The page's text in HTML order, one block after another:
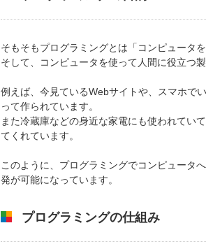
そもそもプログラミングとは「コンピュータ
そして、コンピュータを使って人間に役立つ
例えば、今見ているWebサイトや、スマホで
って作られています。
また冷蔵庫などの身近な家電にも使われてい
てくれています。
このように、プログラミングでコンピュータ
発が可能になっています。
プログラミングの仕組み